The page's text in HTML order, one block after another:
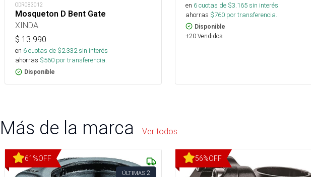
ODR083012
Mosqueton D Bent Gate
XINDA
$ 13.990
en 6cuotas de $2.332sin interés
ahorras $560 por transferencia.
Disponible
en 6cuotas de $3.165sin interés
ahorras $760 por transferencia.
Disponible
+20 Vendidos
Más de la marca Ver todos
61 %OFF
ÚLTIMAS 2
56%OFF